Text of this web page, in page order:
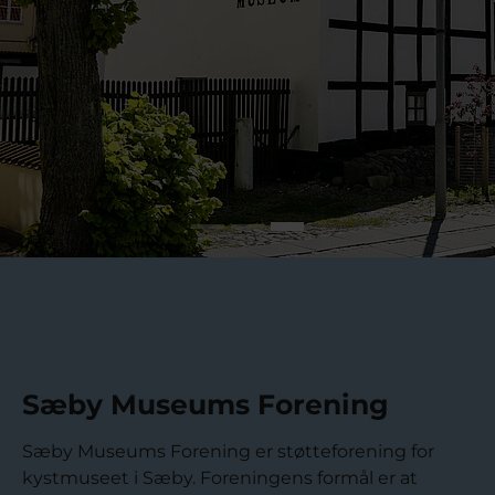
Sæby Museums Forening
Sæby Museums Forening er støtteforening for
kystmuseet i Sæby. Foreningens formål er at